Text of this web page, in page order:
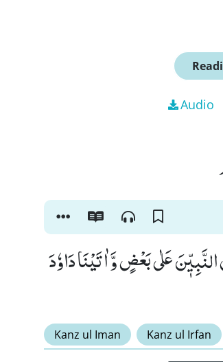
Audio
عَلٰى بَعْضٍ وَّ اٰتَیْنَا دَاوٗدَ
Kanz ul Iman Kanz ul Irfan